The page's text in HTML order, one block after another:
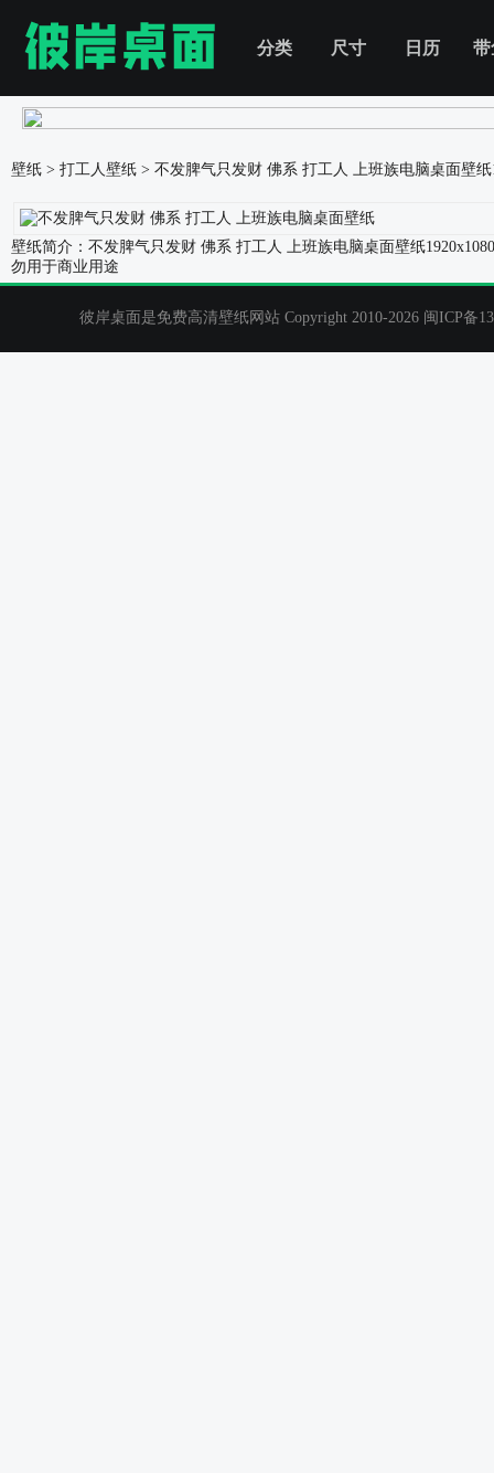
分类 尺寸 日历 带
壁纸 > 打工人壁纸 > 不发脾气只发财 佛系 打工人 上班族电脑桌面壁纸
壁纸简介：不发脾气只发财 佛系 打工人 上班族电脑桌面壁纸
勿用于商业用途
彼岸桌面是免费高清壁纸网站 Copyright 2010-2026 闽ICP备